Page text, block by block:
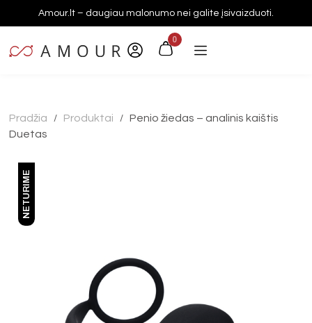
Amour.lt – daugiau malonumo nei galite įsivaizduoti.
0
Pradžia / Produktai /
Penio žiedas – analinis kaištis
Duetas
NETURIME